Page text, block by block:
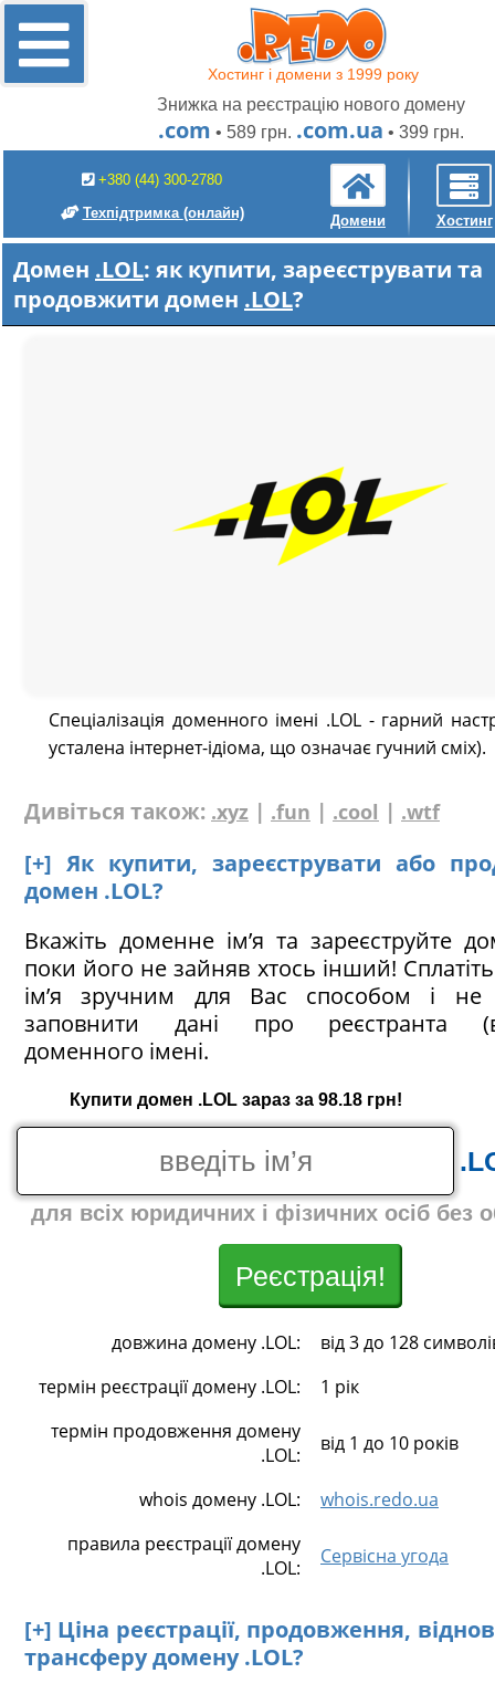
Хостинг і домени з 1999 року
Знижка на реєстрацію нового домену
.com • 589 грн. .com.ua • 399 грн.
+380 (44) 300-2780
Техпідтримка (онлайн) Домени Хостинг
Домен .LOL: як купити, зареєструвати та
продовжити домен .LOL?
Спеціалізація доменного імені .LOL - гарний
усталена інтернет-ідіома, що означає гучний сміх).
Дивіться також: .xyz | .fun | .cool | .wtf
[+] Як купити, зареєструвати або
домен .LOL?
Вкажіть доменне ім’я та зареєструйте
поки його не зайняв хтось інший!
ім’я зручним для Вас способом і не
заповнити дані про реєстранта
доменного імені.
Купити домен .LOL зараз за 98.18 грн!
для всіх юридичних і фізичних осіб без
Реєстрація!
довжина домену .LOL:
від 3 до 128
термін реєстрації домену .LOL:
1 рік
термін продовження домену
.LOL:
від 1 до 10 років
whois домену .LOL:
whois.redo.ua
правила реєстрації домену
.LOL:
Сервісна угода
[+] Ціна реєстрації, продовження,
трансферу домену .LOL?